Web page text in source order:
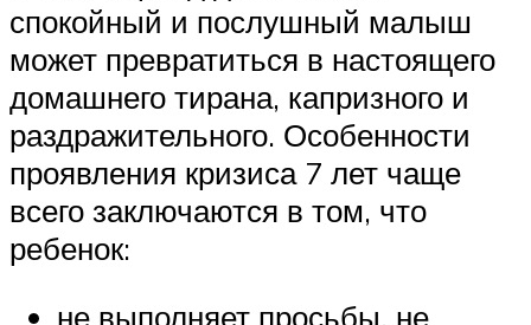
спокойный и послушный малыш
может превратиться в настоящего
домашнего тирана, капризного и
раздражительного. Особенности
проявления кризиса 7 лет чаще
всего заключаются в том, что
ребенок:
не выполняет просьбы, не